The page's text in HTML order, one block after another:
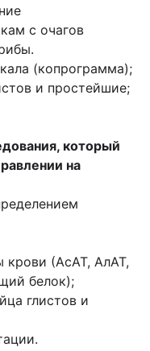
с очагов
(копрограмма);
и простейшие;
который
на
(АсАТ, АлАТ,
белок);
глистов и